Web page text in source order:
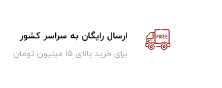
ارسال رایگان به سراسر کشور
برای خرید بالای ۱5 میلیون تومان